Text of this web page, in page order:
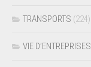
TRANSPORTS (224)
VIE D’ENTREPRISES